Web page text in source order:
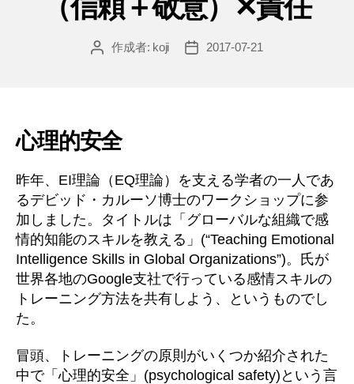
投
作成者: koji
投
2017-07-21
心理的安全
昨年、EI理論（EQ理論）を支える学者の一人であ
るデビッド・カルーソ博士のワークショップに参
加しました。タイトルは「グローバルな組織で感
情的知能のスキルを教える」(“Teaching Emotional
Intelligence Skills in Global Organizations”)。氏が
世界各地のGoogle支社で行っている感情スキルの
トレーニング方法を共有しよう、というものでし
た。
冒頭、トレーニングの原則がいくつか紹介された
中で「心理的安全」(psychological safety)という言